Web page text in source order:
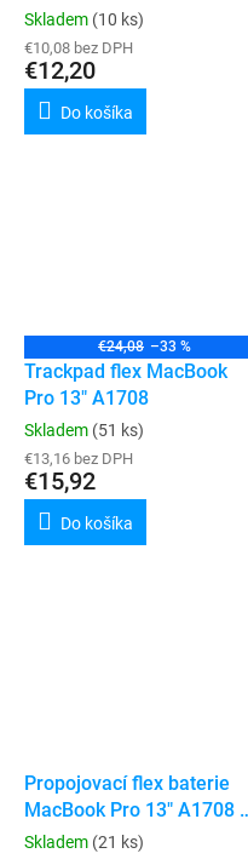
(A1706 / A1707 / A1708 /
A1989 / A1990 / A2159 /
A2141 / A2289 / A2251 /
A2337 / A2338 / A2442 /
A2485 / A2779 / A2780 /
Skladem (10 ks)
€10,08 bez DPH
€12,20
Do košíka
€24,08 –33 %
Trackpad flex MacBook
Pro 13" A1708
Skladem (51 ks)
€13,16 bez DPH
€15,92
Do košíka
Propojovací flex baterie
MacBook Pro 13" A1708 /
A2159 / A2289 / A2338
Skladem (21 ks)